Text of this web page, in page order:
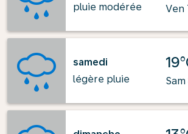
pluie modérée
Ven
samedi
légère pluie